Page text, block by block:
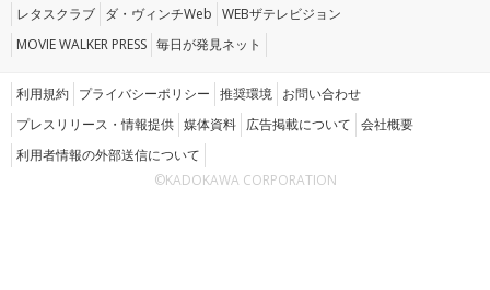
レタスクラブ ダ・ヴィンチWeb WEBザテレビジョン
MOVIE WALKER PRESS 毎日が発見ネット
利用規約 プライバシーポリシー 推奨環境 お問い合わせ
プレスリリース・情報提供 媒体資料 広告掲載について 会社概要
利用者情報の外部送信について
©KADOKAWA CORPORATION